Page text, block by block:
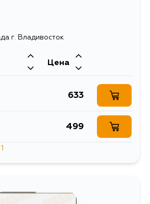
г. Владивосток
Цена
633
499